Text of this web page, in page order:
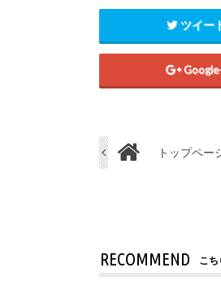
ツイー
トップペー
RECOMMEND こち